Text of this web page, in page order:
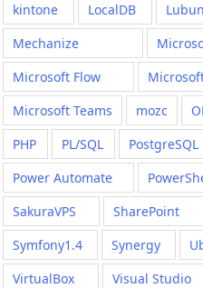
kintone
LocalDB
Mechanize
Microsoft Flow
Microsoft Teams
mozc
PHP
PL/SQL PostgreSQL
Power Automate
SakuraVPS
SharePoint
Symfony1.4
Synergy
VirtualBox
Visual Studio